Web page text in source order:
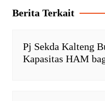
p
o
r
e
Berita Terkait
Pj Sekda Kalteng
Kapasitas HAM